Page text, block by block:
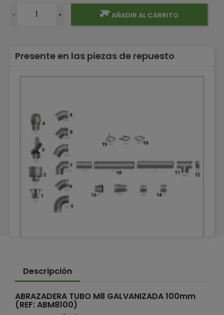
- + AÑADIR AL CARRITO
Presente en las piezas de repuesto
TUBOS DE CALEFACCIÓN GALVANIZADOS
TUBOS DE CALEFACCIÓN GALVANIZADOS
Descripción
ABRAZADERA TUBO M8 GALVANIZADA 100mm
(REF: ABM8100)